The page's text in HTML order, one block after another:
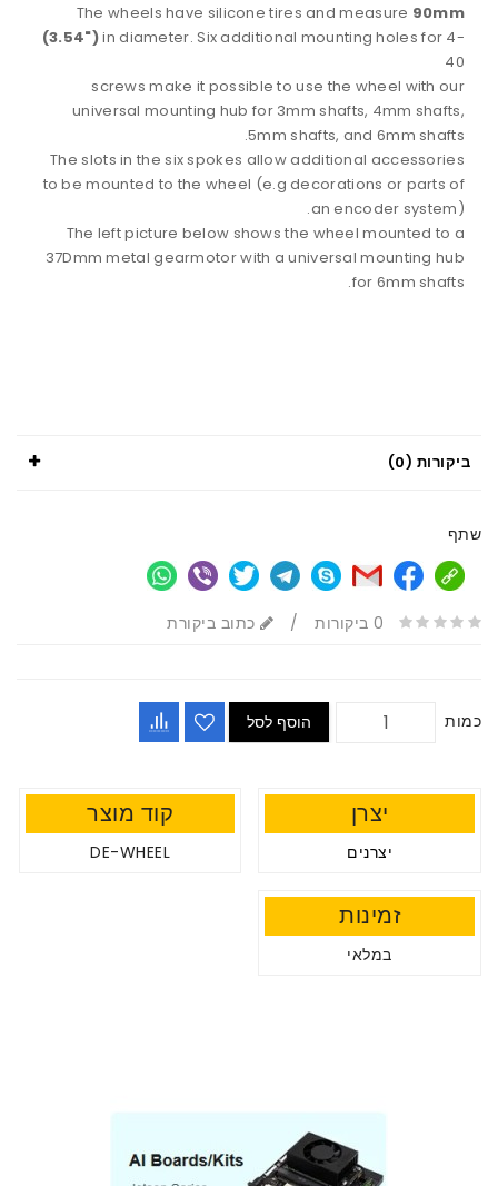
The wheels have silicone tires and measure 90mm
(3.54")in diameter. Six additional mounting holes for 4-
40
screws make it possible to use the wheel with our
universal mounting hub for 3mm shafts, 4mm shafts,
5mm shafts, and 6mm shafts.
The slots in the six spokes allow additional accessories
to be mounted to the wheel (e.g decorations or parts of
an encoder system).
The left picture below shows the wheel mounted to a
37Dmm metal gearmotor with a universal mounting hub
for 6mm shafts.
ביקורות (0)
שתף
0 ביקורות / כתוב ביקורת
כמות הוסף לסל
יצרן
יצרנים
קוד מוצר
DE-WHEEL
זמינות
במלאי